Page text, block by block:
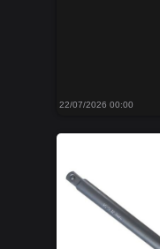
22/07/2026 00:00